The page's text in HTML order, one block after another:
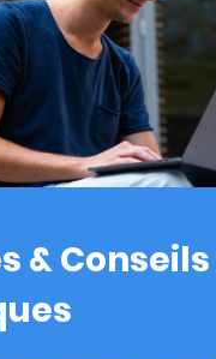
& Conseils